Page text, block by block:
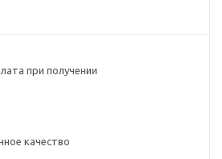
при получении
качество